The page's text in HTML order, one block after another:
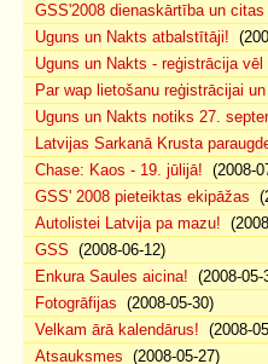
GSS'2008 dienaskārtība un
Uguns un Nakts atbalstītāji!
Uguns un Nakts - reģistrācija
Par wap lietošanu reģistrācijai
Uguns un Nakts notiks 27.
Latvijas Sarkanā Krusta
Chase: Kaos - 19. jūlijā! (2008-
GSS' 2008 pieteiktas ekipāžas
Autolistei Latvija pa mazu!
GSS (2008-06-12)
Enkura Saules aicina! (2008-05-
Fotogrāfijas (2008-05-30)
Velkam ārā kalendārus! (2008-
Atsauksmes (2008-05-27)